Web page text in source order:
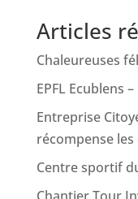
Articles
Chaleureuses
EPFL Ecublens
Entreprise
récompense
Centre sportif
Chantier Tour